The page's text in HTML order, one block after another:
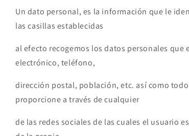
Un dato personal, es la información que le
las casillas establecidas
al efecto recogemos los datos personales
electrónico, teléfono,
dirección postal, población, etc. así como
proporcione a través de cualquier
de las redes sociales de las cuales el usuario